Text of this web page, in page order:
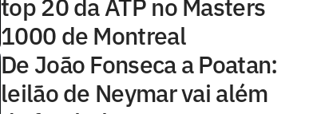
top 20 da ATP no Masters
1000 de Montreal
De João Fonseca a Poatan:
leilão de Neymar vai além